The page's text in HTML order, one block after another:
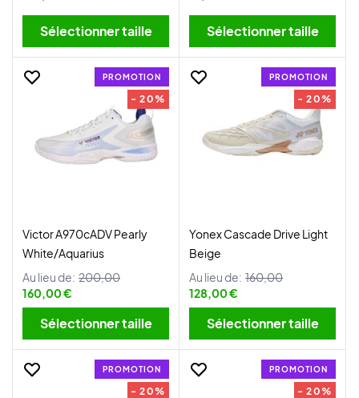
Sélectionner taille Sélectionner taille
PROMOTION
- 20%
Victor A970cADV Pearly
White/Aquarius
Au lieu de: 200,00
160,00 €
Sélectionner taille
PROMOTION
- 20%
Yonex Cascade Drive Light
Beige
Au lieu de: 160,00
128,00 €
Sélectionner taille
PROMOTION
- 20%
PROMOTION
- 20%